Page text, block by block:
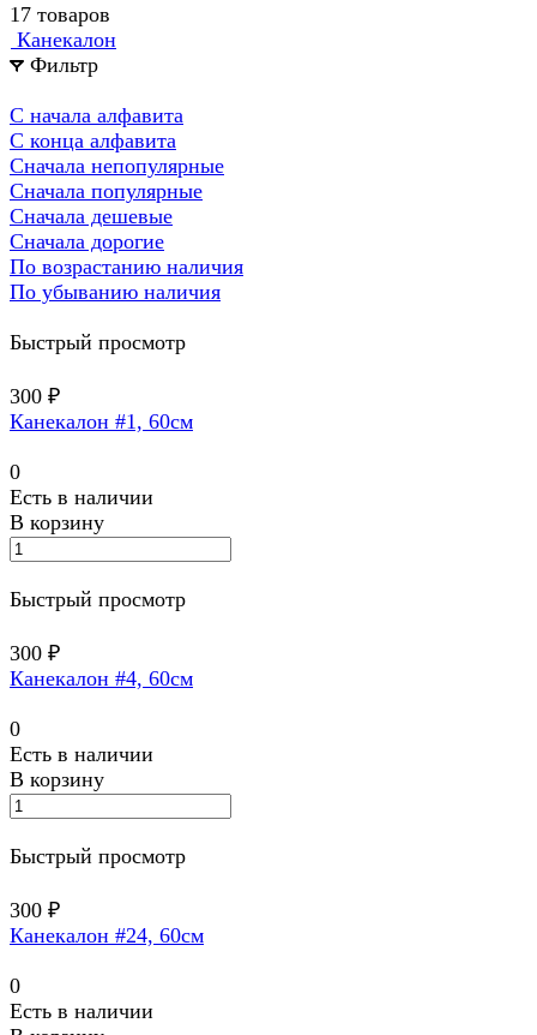
17 товаров
Канекалон
Фильтр
С начала алфавита
С конца алфавита
Сначала непопулярные
Сначала популярные
Сначала дешевые
Сначала дорогие
По возрастанию наличия
По убыванию наличия
Быстрый просмотр
300 ₽
Канекалон #1, 60см
0
Есть в наличии
В корзину
Быстрый просмотр
300 ₽
Канекалон #4, 60см
0
Есть в наличии
В корзину
Быстрый просмотр
300 ₽
Канекалон #24, 60см
0
Есть в наличии